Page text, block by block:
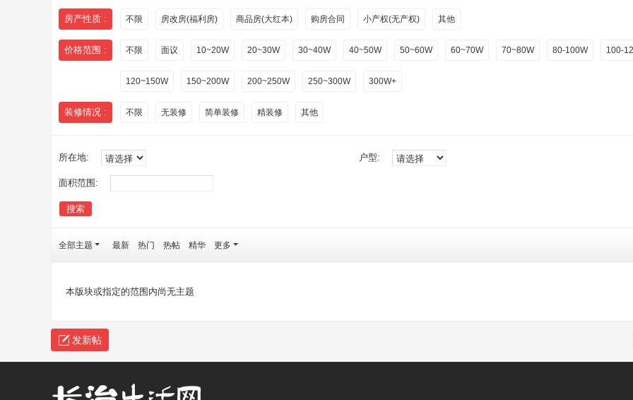
房产性质 : 不限 房改房(福利房) 商品房(大红本) 购房合同 小产权(无产权) 其他
价格范围 : 不限 面议 10~20W 20~30W 30~40W 40~50W 50~60W 60~70W 70~80W 80-100W 100-
120~150W 150~200W 200~250W 250~300W 300W+
装修情况 : 不限 无装修 简单装修 精装修 其他
所在地: 户型:
面积范围:
搜索
全部主题 最新 热门 热帖 精华 更多
本版块或指定的范围内尚无主题
发新帖